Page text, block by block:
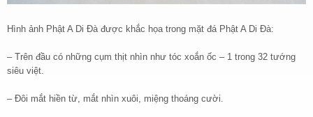
Hình ảnh Phật A Di Đà được khắc họa trong mặt đá Phật A Di Đà:
– Trên đầu có những cụm thịt nhìn như tóc xoắn ốc – 1 trong 32 tướng
siêu việt.
– Đôi mắt hiền từ, mắt nhìn xuôi, miệng thoáng cười.